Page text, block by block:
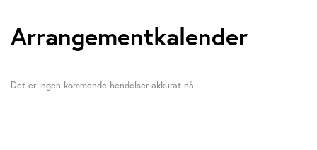
Arrangementkalender
Det er ingen kommende hendelser akkurat nå.